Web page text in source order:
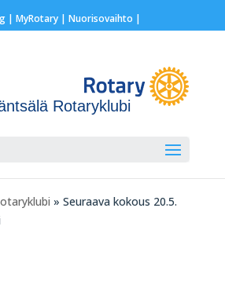
| MyRotary | Nuorisovaihto |
Rotaryklubi
» Seuraava kokous 20.5.